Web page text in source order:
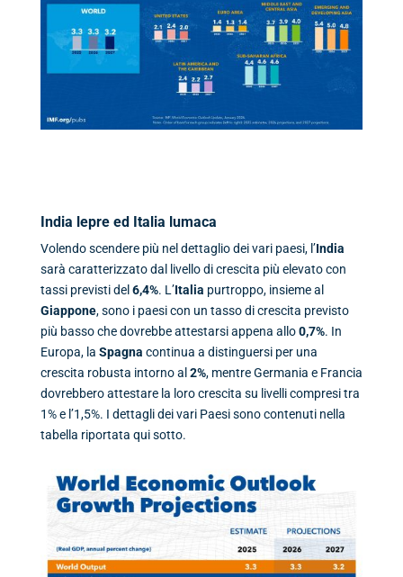
ndia lepre ed Italia lumaca
Volendo scendere più nel dettaglio dei vari paesi, l’India
sarà caratterizzato dal livello di crescita più elevato con
tassi previsti del 6,4%. L’Italia purtroppo, insieme al
Giappone, sono i paesi con un tasso di crescita previsto
più basso che dovrebbe attestarsi appena allo0,7%. In
Europa, la Spagna continua a distinguersi per una
crescita robusta intorno al 2%, mentre Germania e Francia
dovrebbero attestare la loro crescita su livelli compresi tra
1% e l’1,5%. I dettagli dei vari Paesi sono contenuti nella
tabella riportata qui sotto.